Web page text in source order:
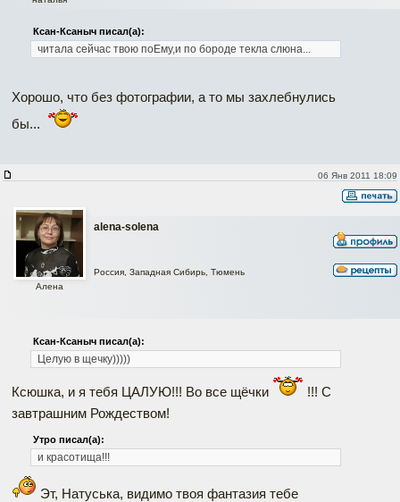
Ксан-Ксаныч писал(а):
читала сейчас твою поЕму,и по бороде текла слюна...
Хорошо, что без фотографии, а то мы захлебнулись
бы...
06 Янв 2011 18:09
alena-solena
Алена
Россия, Западная Сибирь, Тюмень
Ксан-Ксаныч писал(а):
Целую в щечку)))))
Ксюшка, и я тебя ЦАЛУЮ!!! Во все щёчки
!!! С
завтрашним Рождеством!
Утро писал(а):
и красотища!!!
Эт, Натуська, видимо твоя фантазия тебе